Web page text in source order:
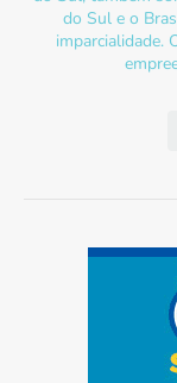
do Sul e o
imparcialidade.